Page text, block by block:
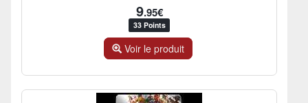
9.95€
33 Points
Voir le produit